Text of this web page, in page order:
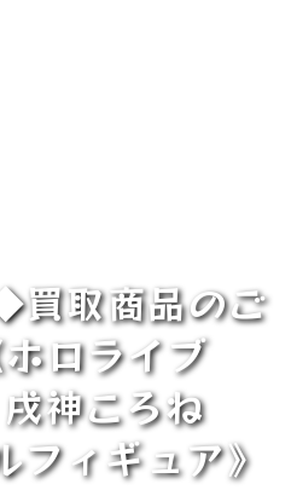
買取商品のご
ロライブ
神ころね
ィギュア》